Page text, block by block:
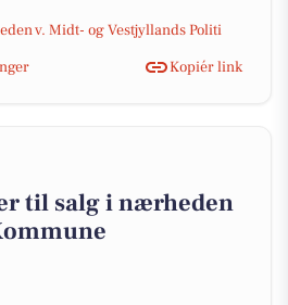
v. Midt- og Vestjyllands Politi
Kopiér link
til salg i nærheden